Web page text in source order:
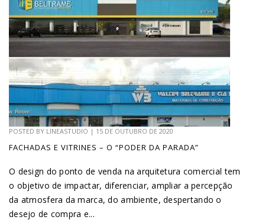
POSTED BY LINEASTUDIO | 15 DE OUTUBRO DE 2020
FACHADAS E VITRINES – O “PODER DA PARADA”
O design do ponto de venda na arquitetura comercial tem
o objetivo de impactar, diferenciar, ampliar a percepção
da atmosfera da marca, do ambiente, despertando o
desejo de compra e...